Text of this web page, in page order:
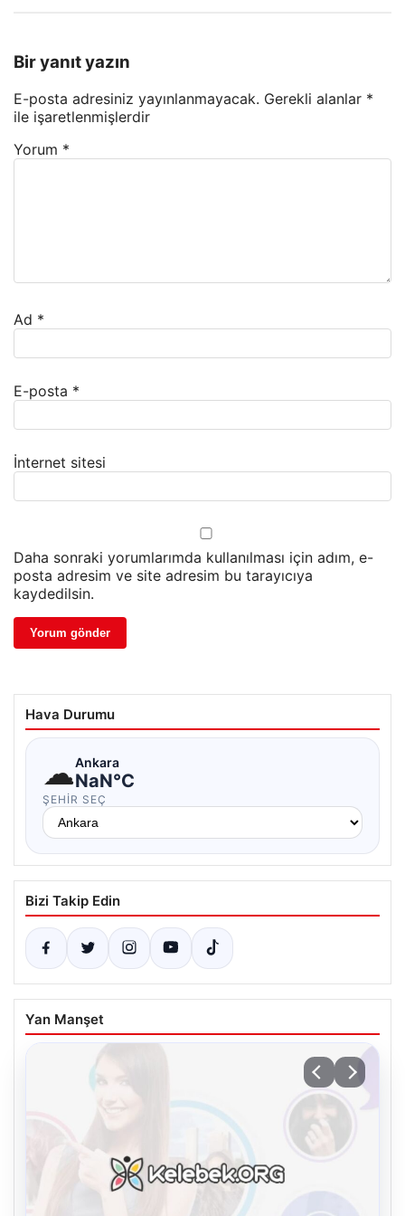
Bir yanıt yazın
E-posta adresiniz yayınlanmayacak. Gerekli alanlar *
ile işaretlenmişlerdir
Yorum *
Ad *
E-posta *
İnternet sitesi
Daha sonraki yorumlarımda kullanılması için adım, e-
posta adresim ve site adresim bu tarayıcıya
kaydedilsin.
Hava Durumu
☁Ankara
NaN°C
ŞEHIR SEÇ
Bizi Takip Edin
Yan Manşet